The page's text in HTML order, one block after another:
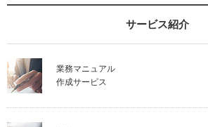
サービス紹介
業務マニュアル
作成サービス